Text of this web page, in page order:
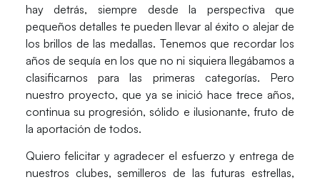
hay detrás, siempre desde la perspectiva que
pequeños detalles te pueden llevar al éxito o alejar de
los brillos de las medallas. Tenemos que recordar los
años de sequía en los que no ni siquiera llegábamos a
clasificarnos para las primeras categorías. Pero
nuestro proyecto, que ya se inició hace trece años,
continua su progresión, sólido e ilusionante, fruto de
la aportación de todos.
Quierofelicitar y agradecer el esfuerzo y entrega de
nuestros clubes, semilleros de las futuras estrellas,